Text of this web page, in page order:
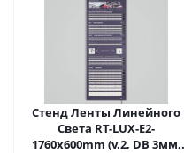
Стенд Ленты Линейного
Света RT-LUX-E2-
1760x600mm (v.2, DB 3мм,